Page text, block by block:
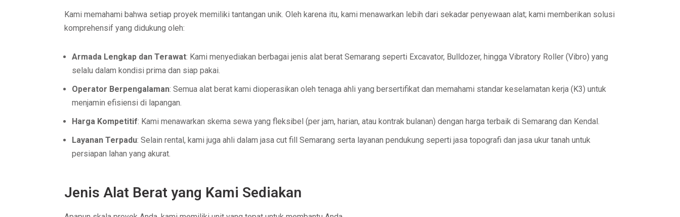
Kami memahami bahwa setiap proyek memiliki tantangan unik. Oleh karena itu, kami menawarkan lebih dari sekadar penyewaan alat; kami memberikan solusi
komprehensif yang didukung oleh:
Armada Lengkap dan Terawat: Kami menyediakan berbagai jenis alat berat Semarang seperti Excavator, Bulldozer, hingga Vibratory Roller (Vibro) yang
selalu dalam kondisi prima dan siap pakai.
Operator Berpengalaman: Semua alat berat kami dioperasikan oleh tenaga ahli yang bersertifikat dan memahami standar keselamatan kerja (K3) untuk
menjamin efisiensi di lapangan.
Harga Kompetitif: Kami menawarkan skema sewa yang fleksibel (per jam, harian, atau kontrak bulanan) dengan harga terbaik di Semarang dan Kendal.
Layanan Terpadu: Selain rental, kami juga ahli dalam jasa cut fill Semarang serta layanan pendukung seperti jasa topografi dan jasa ukur tanah untuk
persiapan lahan yang akurat.
Jenis Alat Berat yang Kami Sediakan